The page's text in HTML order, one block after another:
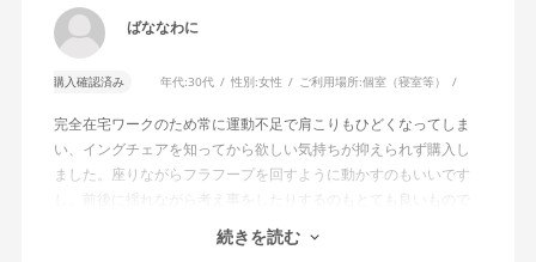
ばななわに
購入確認済み 年代:30代 性別:女性 ご利用場所:個室（寝室等）
完全在宅ワークのため常に運動不足で肩こりもひどくなってしま
い、イングチェアを知ってから欲しい気持ちが抑えられず購入し
ました。座りながらフラフープを回すように動かすのもいいです
し、前後に揺れながら考え事をしたりするのもとても良いもので
す。カチャカチャ音が鳴るわけではないのですが、オフィスで揺
れてばっかだと怒られそうですが、自宅なら何も気にせずに使え
続きを読む